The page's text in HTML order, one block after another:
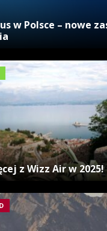
w Polsce – nowe
z Wizz Air w 2025!